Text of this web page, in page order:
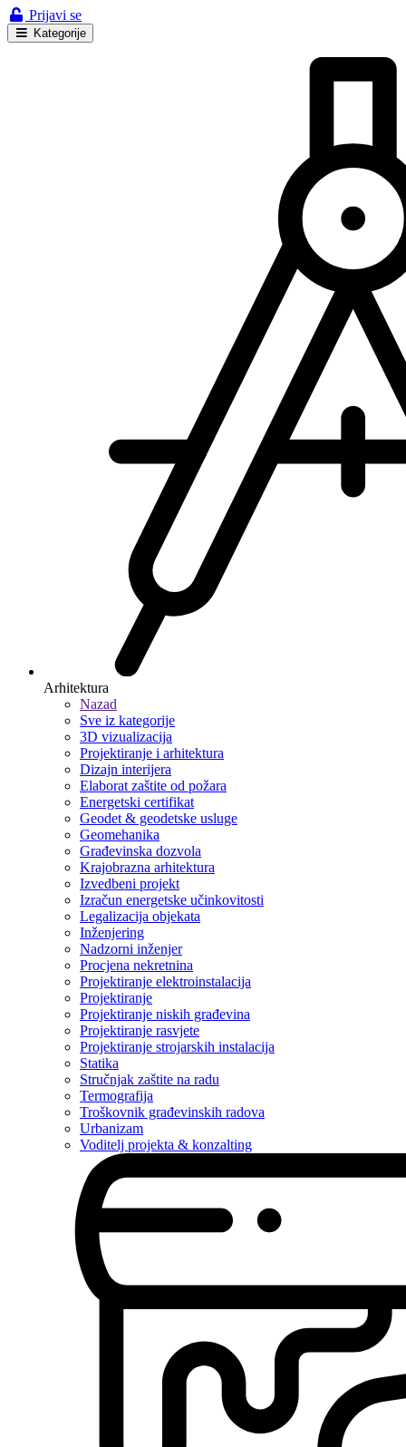
Prijavi se
Kategorije
Arhitektura
Nazad
Sve iz kategorije
3D vizualizacija
Projektiranje i arhitektura
Dizajn interijera
Elaborat zaštite od požara
Energetski certifikat
Geodet & geodetske usluge
Geomehanika
Građevinska dozvola
Krajobrazna arhitektura
Izvedbeni projekt
Izračun energetske učinkovitosti
Legalizacija objekata
Inženjering
Nadzorni inženjer
Procjena nekretnina
Projektiranje elektroinstalacija
Projektiranje
Projektiranje niskih građevina
Projektiranje rasvjete
Projektiranje strojarskih instalacija
Statika
Stručnjak zaštite na radu
Termografija
Troškovnik građevinskih radova
Urbanizam
Voditelj projekta & konzalting